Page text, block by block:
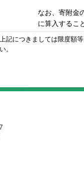
なお、寄附金
に算入するこ
記につきましては限度額
。